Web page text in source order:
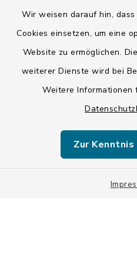
Wir weisen darauf hin,
Cookies einsetzen, um eine
Website zu ermöglichen.
weiterer Dienste wird bei
Weitere Informationen
Zur Kenntnis